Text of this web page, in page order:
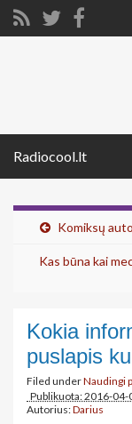
Radiocool.lt
Komiksų
Kas būna kai
Kokia
puslapis
Filed underNaudingi
Publikuota: 2016-04-
Autorius:Darius